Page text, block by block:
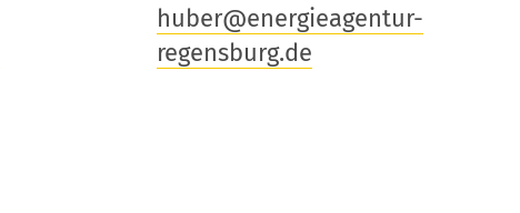
huber@energieagentur-
regensburg.de